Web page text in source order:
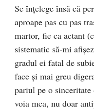
Se înțelege însă că
aproape pas cu pas
martor, fie ca actant
sistematic să-mi
gradul ei fatal de
face și mai greu
pariul pe o sinceritate
voia mea, nu doar